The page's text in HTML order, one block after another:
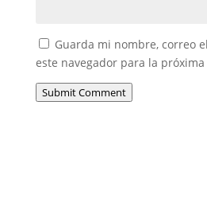
Guarda mi nombre, correo
este navegador para la
Submit Comment